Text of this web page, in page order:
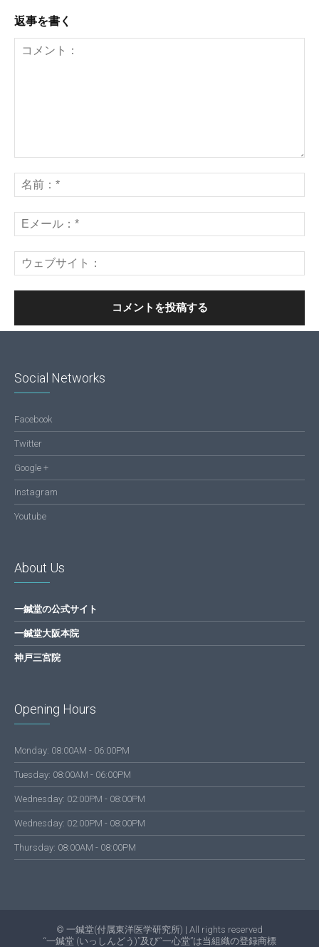
返事を書く
Social Networks
Facebook
Twitter
Google +
Instagram
Youtube
About Us
一鍼堂の公式サイト
一鍼堂大阪本院
神戸三宮院
Opening Hours
Monday: 08:00AM - 06:00PM
Tuesday: 08:00AM - 06:00PM
Wednesday: 02:00PM - 08:00PM
Wednesday: 02:00PM - 08:00PM
Thursday: 08:00AM - 08:00PM
© 一鍼堂(付属東洋医学研究所) | All rights reserved
“一鍼堂 (いっしんどう)”及び“一心堂”は当組織の登録商標